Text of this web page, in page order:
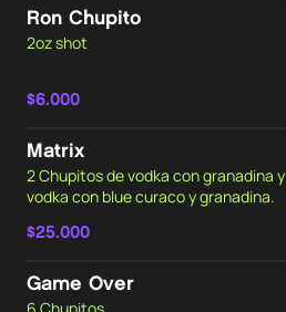
Ron Chupito
2oz shot
$6.000
Matrix
2 Chupitos de vodka con granadina y
vodka con blue curaco y granadina.
$25.000
Game Over